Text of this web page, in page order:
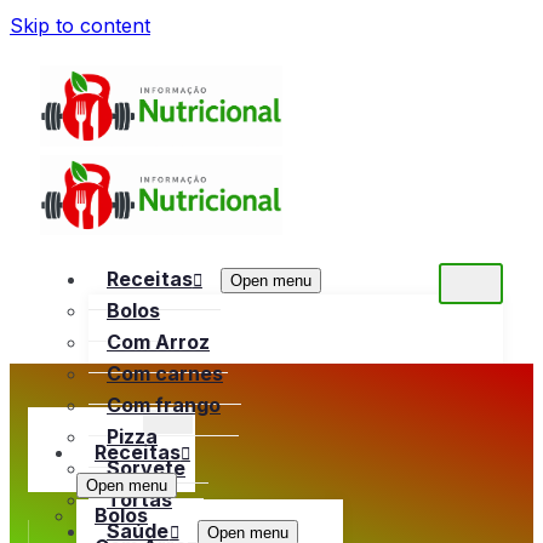
Skip to content
Receitas Open menu
Bolos
Com Arroz
Com carnes
Com frango
Pizza
Sorvete
Tortas
Saúde
Open menu
Receitas
Open menu
Bolos